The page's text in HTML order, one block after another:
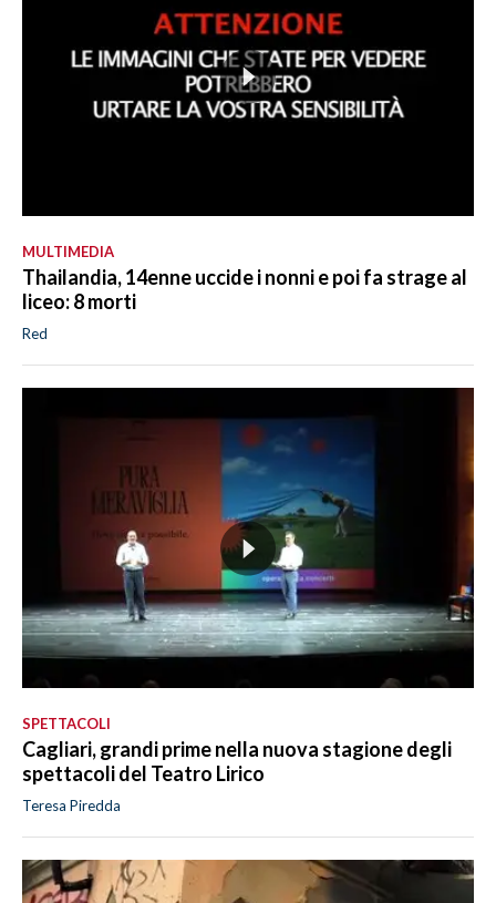
MULTIMEDIA
Thailandia, 14enne uccide i nonni e poi fa strage al
liceo: 8 morti
Red
SPETTACOLI
Cagliari, grandi prime nella nuova stagione degli
spettacoli del Teatro Lirico
Teresa Piredda